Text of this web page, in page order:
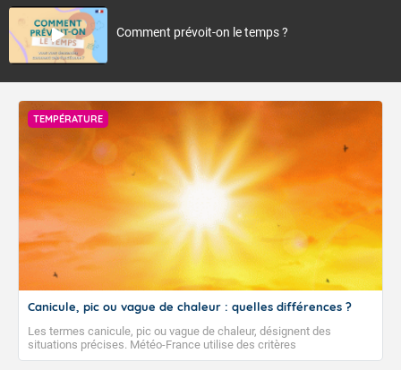
Comment prévoit-on le temps ?
TEMPÉRATURE
Canicule, pic ou vague de chaleur : quelles différences ?
Les termes canicule, pic ou vague de chaleur, désignent des
situations précises. Météo-France utilise des critères
climatologiques pour évaluer et qualifier les épisodes de chaleur qui